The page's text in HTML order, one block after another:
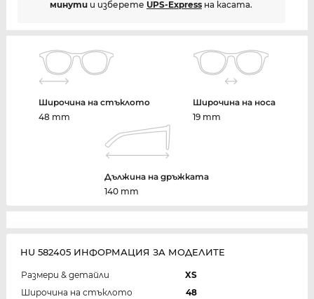
минутии изберете UPS-Expressна касата.
Широчина на стъклото
48 mm
Широчина на носа
19 mm
Дължина на дръжката
140 mm
HU 582405 ИНФОРМАЦИЯ ЗА МОДЕЛИТЕ
Размери & детайли
XS
Широчина на стъклото
48